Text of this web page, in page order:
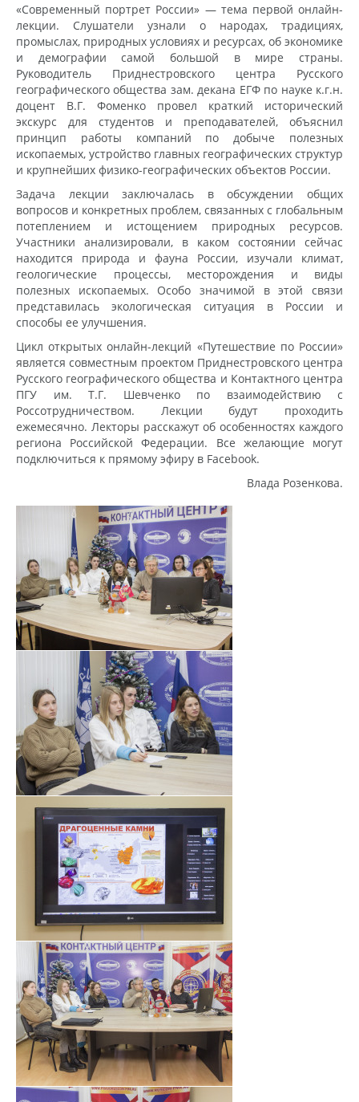
«Современный портрет России» — тема первой онлайн-
лекции. Слушатели узнали о народах, традициях,
промыслах, природных условиях и ресурсах, об экономике
и демографии самой большой в мире страны.
Руководитель Приднестровского центра Русского
географического общества зам. декана ЕГФ по науке к.г.н.
доцент В.Г. Фоменко провел краткий исторический
экскурс для студентов и преподавателей, объяснил
принцип работы компаний по добыче полезных
ископаемых, устройство главных географических структур
и крупнейших физико-географических объектов России.
Задача лекции заключалась в обсуждении общих
вопросов и конкретных проблем, связанных с глобальным
потеплением и истощением природных ресурсов.
Участники анализировали, в каком состоянии сейчас
находится природа и фауна России, изучали климат,
геологические процессы, месторождения и виды
полезных ископаемых. Особо значимой в этой связи
представилась экологическая ситуация в России и
способы ее улучшения.
Цикл открытых онлайн-лекций «Путешествие по России»
является совместным проектом Приднестровского центра
Русского географического общества и Контактного центра
ПГУ им. Т.Г. Шевченко по взаимодействию с
Россотрудничеством. Лекции будут проходить
ежемесячно. Лекторы расскажут об особенностях каждого
региона Российской Федерации. Все желающие могут
подключиться к прямому эфиру в Facebook.
Влада Розенкова.